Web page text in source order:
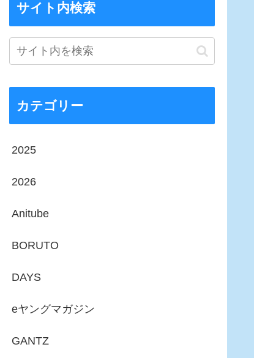
サイト内検索
カテゴリー
2025
2026
Anitube
BORUTO
DAYS
eヤングマガジン
GANTZ